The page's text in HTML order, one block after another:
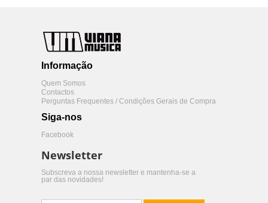
Informação
Quem Somos
Contactos
Perguntas Frequentes / Condições Gerais de Compra
Siga-nos
Facebook
Newsletter
Subscreva a nossa newsletter e mantenha-se a
par das novidades!